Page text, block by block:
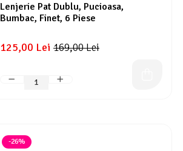
Lenjerie Pat Dublu, Pucioasa,
Bumbac, Finet, 6 Piese
169,00 Lei
125,00 Lei
-26%